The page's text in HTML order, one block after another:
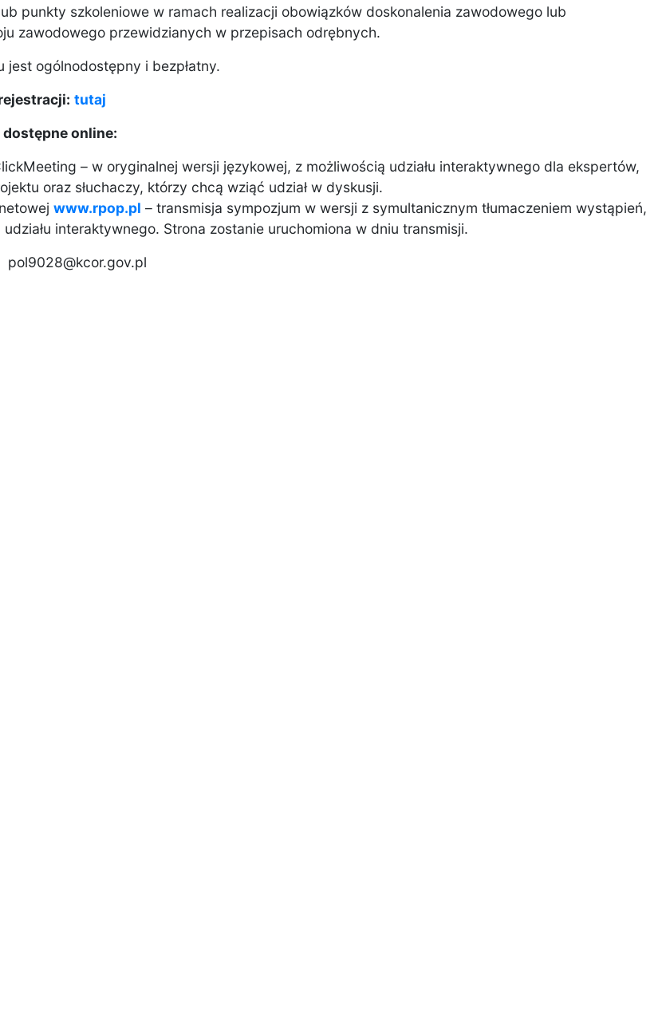
punkty szkoleniowe w ramach realizacji obowiązków doskonalenia zawodowego lub
zawodowego przewidzianych w przepisach odrębnych.
jest ogólnodostępny i bezpłatny.
tutaj
online:
– w oryginalnej wersji językowej, z możliwością udziału interaktywnego dla ekspertów,
oraz słuchaczy, którzy chcą wziąć udział w dyskusji.
www.rpop.pl – transmisja sympozjum w wersji z symultanicznym tłumaczeniem wystąpień,
interaktywnego. Strona zostanie uruchomiona w dniu transmisji.
pol9028@kcor.gov.pl